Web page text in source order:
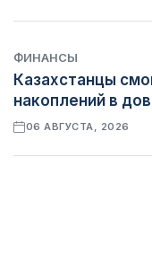
ФИНАНСЫ
Казахстанцы
накоплений в
06 АВГУСТА, 2026